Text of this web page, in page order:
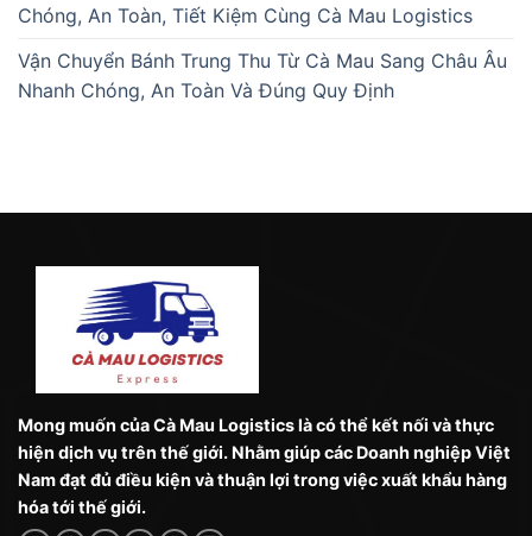
Chóng, An Toàn, Tiết Kiệm Cùng Cà Mau Logistics
Vận Chuyển Bánh Trung Thu Từ Cà Mau Sang Châu Âu
Nhanh Chóng, An Toàn Và Đúng Quy Định
Mong muốn của Cà Mau Logistics là có thể kết nối và thực
hiện dịch vụ trên thế giới. Nhằm giúp các Doanh nghiệp Việt
Nam đạt đủ điều kiện và thuận lợi trong việc xuất khẩu hàng
hóa tới thế giới.